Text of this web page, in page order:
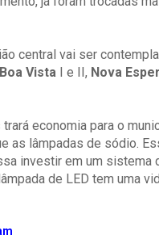
central vai ser
Boa Vista I e II, Nova
economia para o
as lâmpadas de sódio.
investir em um sistema
de LED tem uma